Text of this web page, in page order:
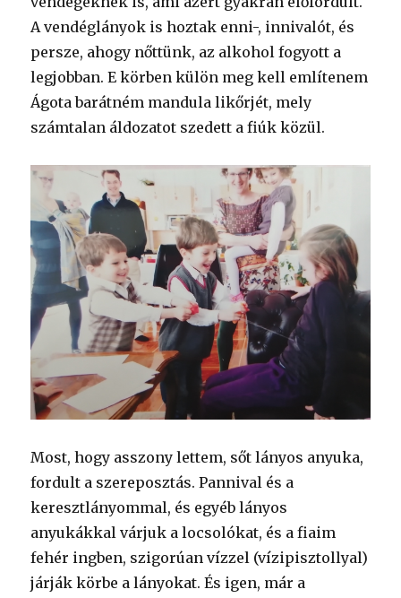
A vendéglányok is hoztak enni-, innivalót, és
persze, ahogy nőttünk, az alkohol fogyott a
legjobban. E körben külön meg kell említenem
Ágota barátném mandula likőrjét, mely
számtalan áldozatot szedett a fiúk közül.
Most, hogy asszony lettem, sőt lányos anyuka,
fordult a szereposztás. Pannival és a
keresztlányommal, és egyéb lányos
anyukákkal várjuk a locsolókat, és a fiaim
fehér ingben, szigorúan vízzel (vízipisztollyal)
járják körbe a lányokat. És igen, már a